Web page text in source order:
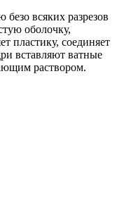
безо всяких разрезов
оболочку,
пластику, соединяет
вставляют ватные
раствором.